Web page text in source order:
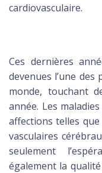
cardiovasculaire.
Ces dernières
devenues l’une des
monde, touchant
année. Les
affections telles que
vasculaires
seulement
également la